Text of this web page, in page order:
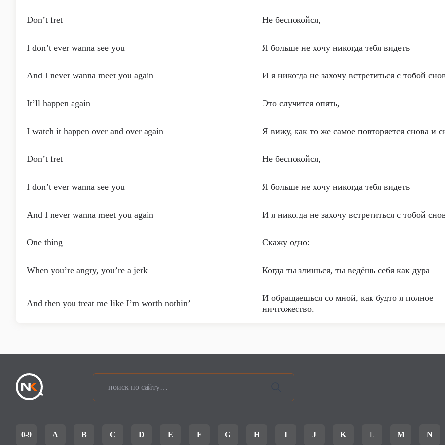
Don’t fret Не беспокойся,
I don’t ever wanna see you Я больше не хочу никогда тебя видеть
And I never wanna meet you again И я никогда не захочу встретиться с тобой
It’ll happen again Это случится опять,
I watch it happen ovеr and over again Я вижу, как то же самое повторяется снова и
Don’t fret Не беспокойся,
I don’t ever wanna see you Я больше не хочу никогда тебя видеть
And I never wanna meet you again И я никогда не захочу встретиться с тобой
One thing Скажу одно:
When you’re angry, you’re a jerk Когда ты злишься, ты ведёшь себя как дура
And then you treat me like I’m worth nothin’
И обращаешься со мной, как будто я полное
ничтожество.
0-9 A B C D E F G H I J K L M N